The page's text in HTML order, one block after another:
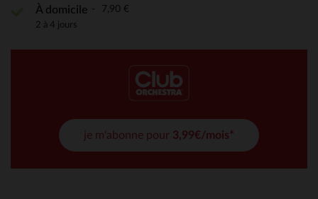
À domicile 7,90 €
2 à 4 jours
je m'abonne pour 3,99€/mois*